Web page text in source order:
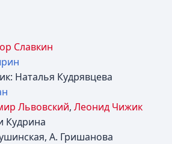
Славкин
Наталья Кудрявцева
Львовский, Леонид Чижик
Кудрина
А. Гришанова